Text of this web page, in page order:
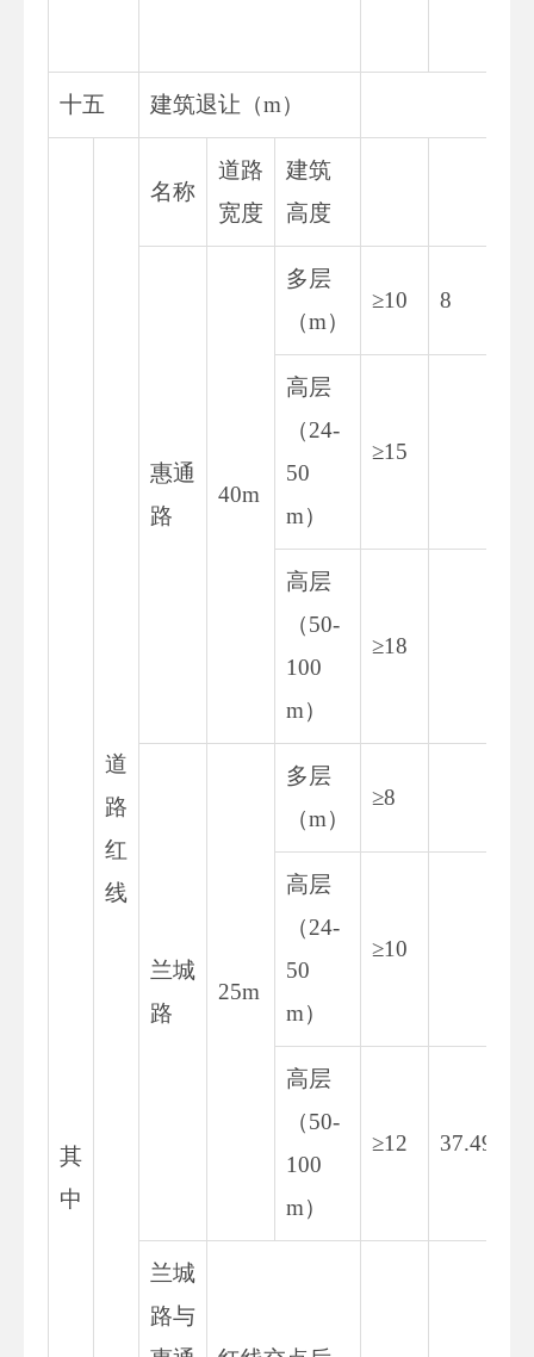
十五 建筑退让（m）
其
中
道
路
红
线
名称
道路
宽度
建筑
高度
惠通
路
40m
多层
（m）
≥10 8
高层
（24-
50
m）
≥15
高层
（50-
100
m）
≥18
兰城
路
25m
多层
（m）
≥8
高层
（24-
50
m）
≥10
高层
（50-
100
m）
≥12 37.497
兰城
路与